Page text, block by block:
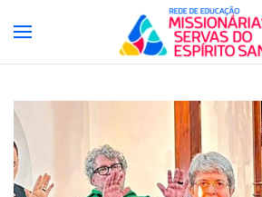
Skip to main content